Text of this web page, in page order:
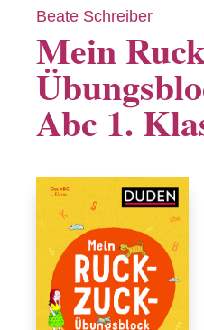
Beate Schreiber
Mein
Abc 1.